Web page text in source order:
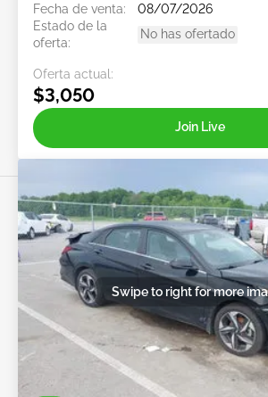
Fecha de venta:
08/07/2026
Estado de la
oferta:
No has ofertado
Oferta actual:
$3,050
Join Live
Swipe to right for more